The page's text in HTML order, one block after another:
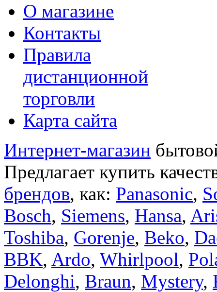
О магазине
Контакты
Правила
дистанционной
торговли
Карта сайта
Интернет-магазин
Предлагает купить
брендов, как: Panasonic,
Bosch, Siemens, Hansa,
Toshiba, Gorenje, Beko,
BBK, Ardo, Whirlpool,
Delonghi, Braun, Mystery,